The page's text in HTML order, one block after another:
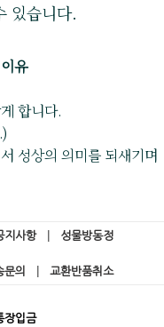
있습니다.
유
합니다.
성상의 의미를 되새기며
지사항 성물방동정
문의 교환반품취소
장입금